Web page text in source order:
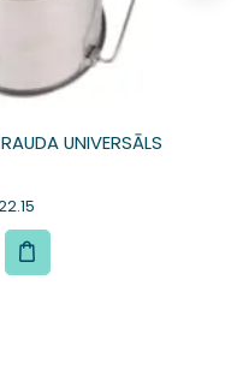
UNIVERSĀLS